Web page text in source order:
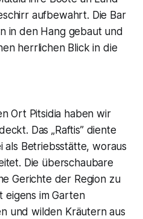
aufbewahrt. Die Bar
in den Hang gebaut und
herrlichen Blick in die
Ort Pitsidia haben wir
Das „Raftis” diente
Betriebsstätte, woraus
Die überschaubare
Gerichte der Region zu
eigens im Garten
und wilden Kräutern aus